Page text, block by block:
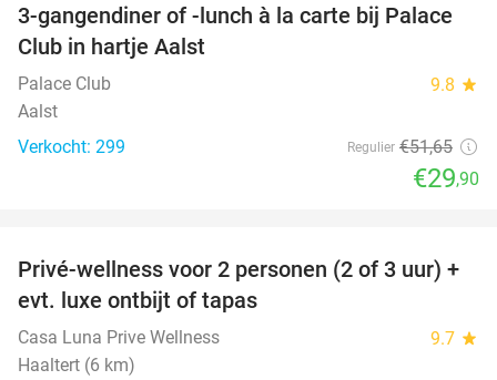
42%
3-gangendiner of -lunch à la carte bij Palace
Club in hartje Aalst
Palace Club 9.8 star
Aalst
Verkocht: 299
Regulier €51,65
€29,90
30%
Privé-wellness voor 2 personen (2 of 3 uur) +
evt. luxe ontbijt of tapas
Casa Luna Prive Wellness 9.7 star
Haaltert (6 km)